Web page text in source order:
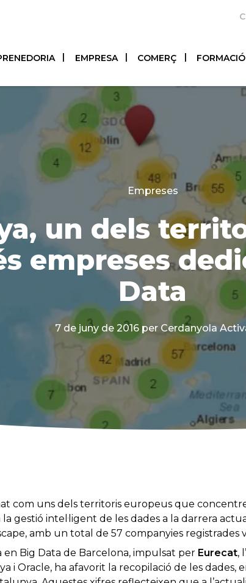
EMPRESA COMERÇ FORMACIÓ
Categories
Empreses
un dels
empreses
Data
7 de juny de 2016 per Cerdanyola
com uns dels territoris europeus que
la gestió intel·ligent de les dades a la darrera
amb un total de 57 companyies registrades
en Big Data de Barcelona, impulsat per Eurecat,
i Oracle, ha afavorit la recopilació de les dades,